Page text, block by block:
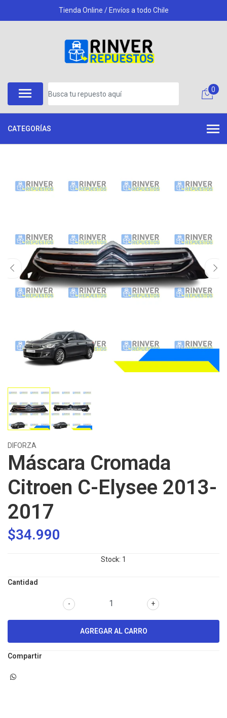
Tienda Online / Envíos a todo Chile
0
CATEGORÍAS
DIFORZA
Máscara Cromada
Citroen C-Elysee 2013-
2017
$34.990
Stock: 1
Cantidad
+
-
Compartir